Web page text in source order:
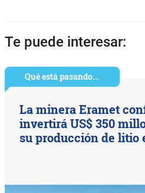
Te puede interesar:
Qué está pasando...
La minera Eramet
invertirá US$ 350
su producción de litio